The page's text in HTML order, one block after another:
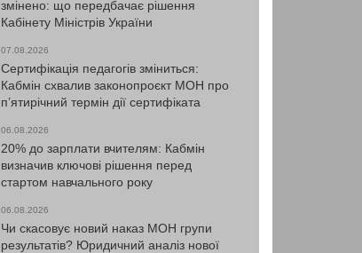
змінено: що передбачає рішення
Кабінету Міністрів України
07.08.2026
Сертифікація педагогів зміниться:
Кабмін схвалив законопроєкт МОН про
п’ятирічний термін дії сертифіката
06.08.2026
20% до зарплати вчителям: Кабмін
визначив ключові рішення перед
стартом навчального року
06.08.2026
Чи скасовує новий наказ МОН групи
результатів? Юридичний аналіз нової